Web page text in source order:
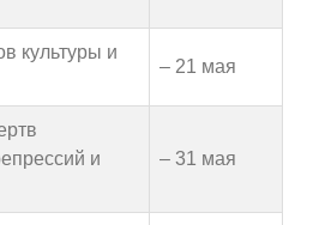
культуры и
– 21 мая
и
– 31 мая